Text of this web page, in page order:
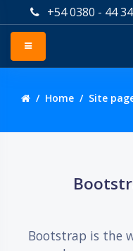
Skip to main content
+54 0380 - 44
Home Site
Skip Bootstrap
Bootstrap is the